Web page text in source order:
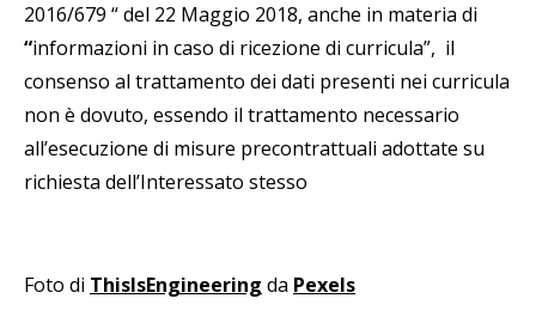
2016/679 “ del 22 Maggio 2018, anche in materia di
“informazioni in caso di ricezione di curricula”, il
consenso al trattamento dei dati presenti nei curricula
non è dovuto, essendo il trattamento necessario
all’esecuzione di misure precontrattuali adottate su
richiesta dell’Interessato stesso
Foto di ThisIsEngineering da Pexels